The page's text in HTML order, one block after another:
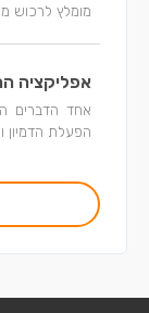
מומלץ לרכוש
אפליקציה
אחד הדברים
הפעלת הדמיון